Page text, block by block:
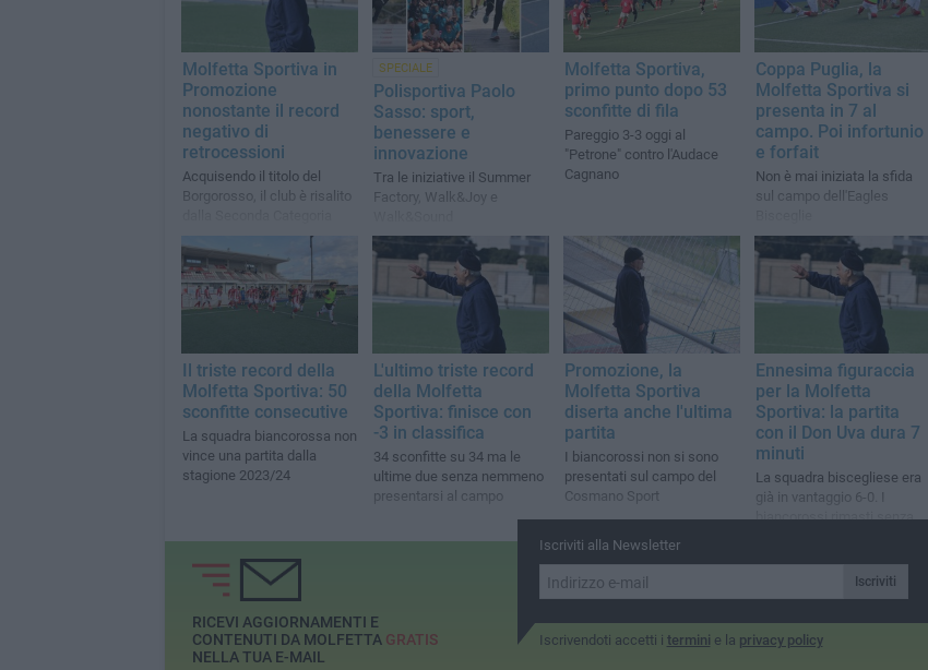
Molfetta Sportiva in
Promozione
nonostante il record
negativo di
retrocessioni
Acquisendo il titolo del
Borgorosso, il club è risalito
SPECIALE
Polisportiva Paolo
Sasso: sport,
benessere e
innovazione
Tra le iniziative il Summer
Factory, Walk&Joy e
Molfetta Sportiva,
primo punto dopo 53
sconfitte di fila
Pareggio 3-3 oggi al
"Petrone" contro l'Audace
Cagnano
Coppa Puglia, la
Molfetta Sportiva si
presenta in 7 al
campo. Poi infortunio
e forfait
Non è mai iniziata la sfida
sul campo dell'Eagles
Il triste record della
Molfetta Sportiva: 50
sconfitte consecutive
La squadra biancorossa non
vince una partita dalla
stagione 2023/24
L'ultimo triste record
della Molfetta
Sportiva: finisce con
-3 in classifica
34 sconfitte su 34 ma le
ultime due senza nemmeno
presentarsi al campo
Promozione, la
Molfetta Sportiva
diserta anche l'ultima
partita
I biancorossi non si sono
presentati sul campo del
Cosmano Sport
Ennesima figuraccia
per la Molfetta
Sportiva: la partita
con il Don Uva dura 7
minuti
La squadra biscegliese era
già in vantaggio 6-0. I
biancorossi rimasti senza
Iscriviti alla Newsletter
Iscriviti
Iscrivendoti accetti i termini e la privacy policy
RICEVI AGGIORNAMENTI E
CONTENUTI DA MOLFETTA GRATIS
NELLA TUA E-MAIL